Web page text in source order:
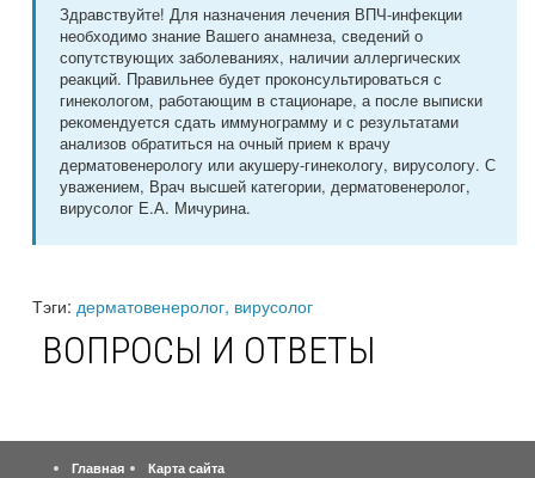
Здравствуйте! Для назначения лечения ВПЧ-инфекции
необходимо знание Вашего анамнеза, сведений о
сопутствующих заболеваниях, наличии аллергических
реакций. Правильнее будет проконсультироваться с
гинекологом, работающим в стационаре, а после выписки
рекомендуется сдать иммунограмму и с результатами
анализов обратиться на очный прием к врачу
дерматовенерологу или акушеру-гинекологу, вирусологу. С
уважением, Врач высшей категории, дерматовенеролог,
вирусолог Е.А. Мичурина.
Тэги: дерматовенеролог, вирусолог
ВОПРОСЫ И ОТВЕТЫ
Главная
Карта сайта